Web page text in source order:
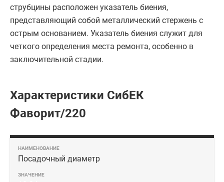
струбцины расположен указатель биения,
представляющий собой металлический стержень с
острым основанием. Указатель биения служит для
четкого определения места ремонта, особенно в
заключительной стадии.
Характеристики СибЕК
Фаворит/220
Посадочный диаметр